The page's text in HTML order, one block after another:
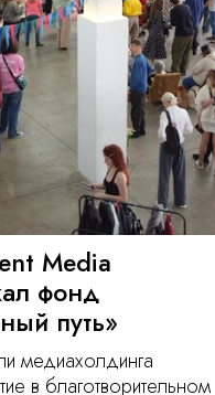
Media
фонд
путь»
медиахолдинга
в благотворительном